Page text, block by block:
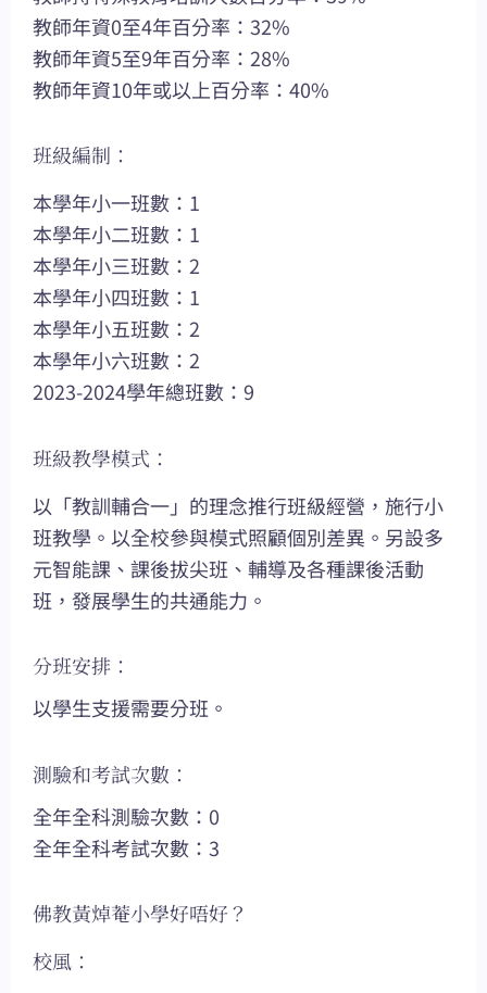
教師年資0至4年百分率：32%
教師年資5至9年百分率：28%
教師年資10年或以上百分率：40%
班級編制：
本學年小一班數：1
本學年小二班數：1
本學年小三班數：2
本學年小四班數：1
本學年小五班數：2
本學年小六班數：2
2023-2024學年總班數：9
班級教學模式：
以「教訓輔合一」的理念推行班級經營，施行小
班教學。以全校參與模式照顧個別差異。另設多
元智能課、課後拔尖班、輔導及各種課後活動
班，發展學生的共通能力。
分班安排：
以學生支援需要分班。
測驗和考試次數：
全年全科測驗次數：0
全年全科考試次數：3
佛教黃焯菴小學好唔好？
校風：